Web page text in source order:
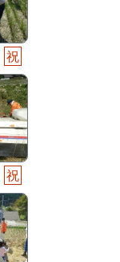
祝
祝